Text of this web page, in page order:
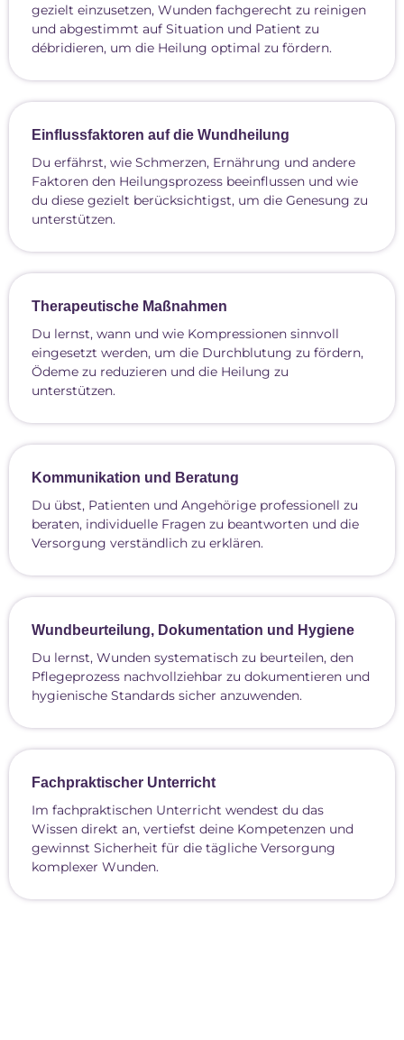
gezielt einzusetzen, Wunden fachgerecht zu reinigen
und abgestimmt auf Situation und Patient zu
débridieren, um die Heilung optimal zu fördern.
Einflussfaktoren auf die Wundheilung
Du erfährst, wie Schmerzen, Ernährung und andere
Faktoren den Heilungsprozess beeinflussen und wie
du diese gezielt berücksichtigst, um die Genesung zu
unterstützen.
Therapeutische Maßnahmen
Du lernst, wann und wie Kompressionen sinnvoll
eingesetzt werden, um die Durchblutung zu fördern,
Ödeme zu reduzieren und die Heilung zu
unterstützen.
Kommunikation und Beratung
Du übst, Patienten und Angehörige professionell zu
beraten, individuelle Fragen zu beantworten und die
Versorgung verständlich zu erklären.
Wundbeurteilung, Dokumentation und Hygiene
Du lernst, Wunden systematisch zu beurteilen, den
Pflegeprozess nachvollziehbar zu dokumentieren und
hygienische Standards sicher anzuwenden.
Fachpraktischer Unterricht
Im fachpraktischen Unterricht wendest du das
Wissen direkt an, vertiefst deine Kompetenzen und
gewinnst Sicherheit für die tägliche Versorgung
komplexer Wunden.